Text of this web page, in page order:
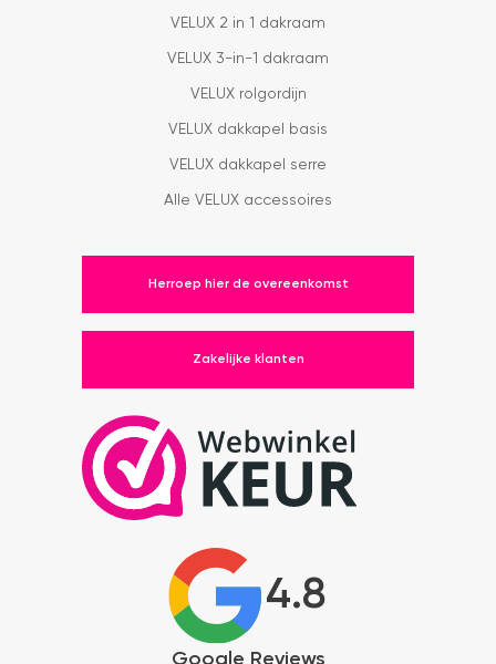
VELUX 2 in 1 dakraam
VELUX 3-in-1 dakraam
VELUX rolgordijn
VELUX dakkapel basis
VELUX dakkapel serre
Alle VELUX accessoires
Herroep hier de overeenkomst
Zakelijke klanten
4.8
Google Reviews